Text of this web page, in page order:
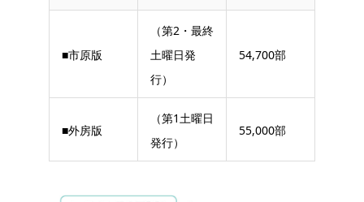
■市原版
（第2・最終
土曜日発
行）
54,700部
■外房版
（第1土曜日
発行）
55,000部